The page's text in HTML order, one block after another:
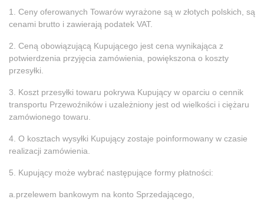
1. Ceny oferowanych Towarów wyrażone są w złotych polskich, są
cenami brutto i zawierają podatek VAT.
2. Ceną obowiązującą Kupującego jest cena wynikająca z
potwierdzenia przyjęcia zamówienia, powiększona o koszty
przesyłki.
3. Koszt przesyłki towaru pokrywa Kupujący w oparciu o cennik
transportu Przewoźników i uzależniony jest od wielkości i ciężaru
zamówionego towaru.
4. O kosztach wysyłki Kupujący zostaje poinformowany w czasie
realizacji zamówienia.
5. Kupujący może wybrać następujące formy płatności:
a.przelewem bankowym na konto Sprzedającego,